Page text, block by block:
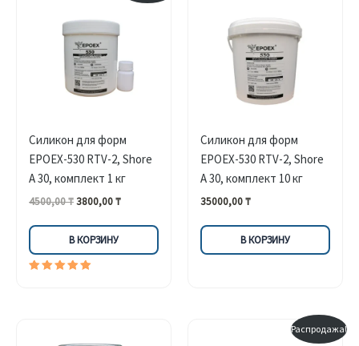
Силикон для форм
EPOEX-530 RTV-2, Shore
A 30, комплект 1 кг
4500,00₸Первоначальная
составляла
4500,00 ₸.
3800,00₸Текущая
3800,00 ₸.
В КОРЗИНУ
Силикон для форм
EPOEX-530 RTV-2, Shore
A 30, комплект 10 кг
35000,00₸
В КОРЗИНУ
Распродажа!